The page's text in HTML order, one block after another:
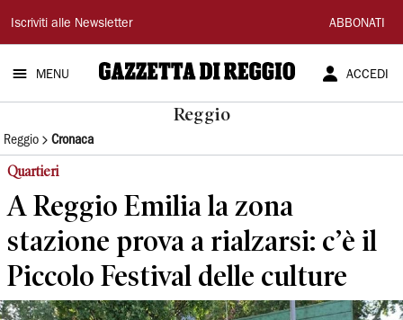
Gazzetta
di
Reggio
Iscriviti alle Newsletter ABBONATI
MENU ACCEDI
Reggio
Reggio Cronaca
Quartieri
A Reggio Emilia la zona
stazione prova a rialzarsi: c’è il
Piccolo Festival delle culture